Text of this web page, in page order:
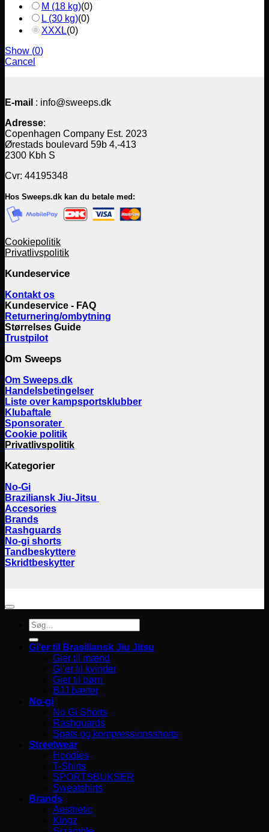
M (18 kg)(0)
L (30 kg)(0)
XXXL(0)
Show (0)
Cancel
E-mail : info@sweeps.dk
Adresse:
Copenhagen Company Est. 2023
Ørestads boulevard 59b 4,-413
2300 Kbh S
Cvr: 44195348
Hos Sweeps.dk kan du betale med:
Cookiepolitik
Privatlivspolitik
Kundeservice
Kontakt os
Kundeservice - FAQ
Returnering/ombytning
Størrelses Guide
Trustpilot
Om Sweeps
Om Sweeps.dk
Handelsbetingelser
Liste over kampsportsklubber
Klubaftale
Sponsorater
Cookie politik
Privatlivspolitik
Kategorier
No-Gi
Braziliansk Jiu-Jitsu
Accesories
Brands
Rashguards
No-gi shorts
Tandbeskyttere
Skridtbeskytter
Søg
efter:
Gi’er til Brasiliansk Jiu Jitsu
Gier til mænd
Gi’er til kvinder
Gier til børn
BJJ bælter
No-gi
No Gi Shorts
Rashguards
Spats og kompressionsshorts
Streetwear
Hoodies
T-Shirts
SPORTSBUKSER
Sweatshirts
Brands
Aesthetic
Kingz